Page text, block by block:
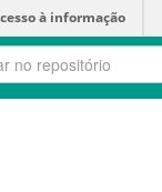
à informação